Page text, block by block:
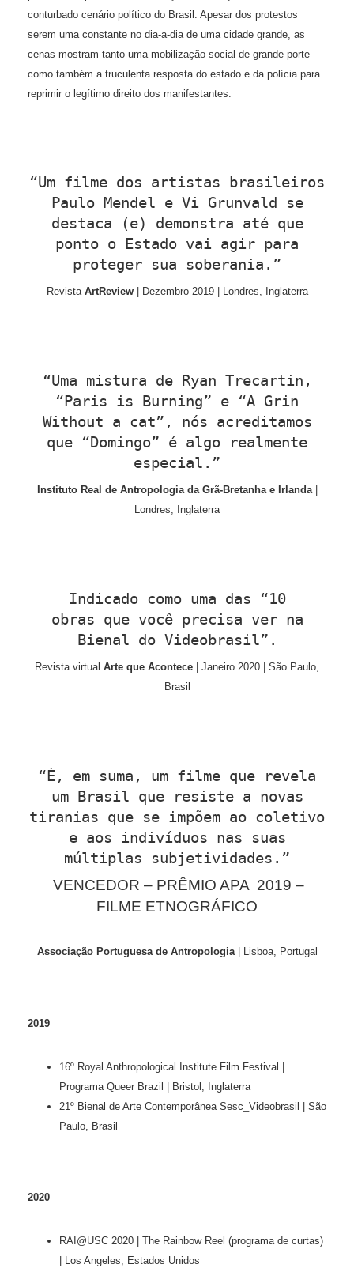
conturbado cenário político do Brasil. Apesar dos protestos
serem uma constante no dia-a-dia de uma cidade grande, as
cenas mostram tanto uma mobilização social de grande porte
como também a truculenta resposta do estado e da polícia para
reprimir o legítimo direito dos manifestantes.
“Um filme dos artistas brasileiros
Paulo Mendel e Vi Grunvald se
destaca (e) demonstra até que
ponto o Estado vai agir para
proteger sua soberania.”
RevistaArtReview | Dezembro 2019 | Londres, Inglaterra
“Uma mistura de Ryan Trecartin,
“Paris is Burning” e “A Grin
Without a cat”, nós acreditamos
que “Domingo” é algo realmente
especial.”
Instituto Real de Antropologia da Grã-Bretanha e Irlanda
Londres, Inglaterra
Indicado como uma das “10
obras que você precisa ver na
Bienal do Videobrasil”.
Revista virtual Arte que Acontece | Janeiro 2020 | São Paulo,
Brasil
“É, em suma, um filme que revela
um Brasil que resiste a novas
tiranias que se impõem ao coletivo
e aos indivíduos nas suas
múltiplas subjetividades.”
VENCEDOR – PRÊMIO APA 2019 –
FILME ETNOGRÁFICO
Associação Portuguesa de Antropologia| Lisboa, Portugal
2019
16º Royal Anthropological Institute Film Festival |
Programa Queer Brazil | Bristol, Inglaterra
21º Bienal de Arte Contemporânea Sesc_Videobrasil | São
Paulo, Brasil
2020
RAI@USC 2020 | The Rainbow Reel (programa de curtas)
| Los Angeles, Estados Unidos